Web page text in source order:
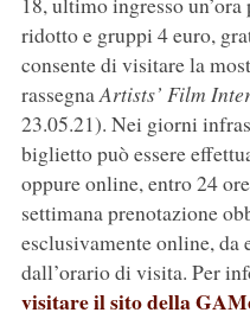
ridotto e gruppi 4 euro,
consente di visitare la
rassegnaArtists’ Film
23.05.21). Nei giorni
biglietto può essere
oppure online, entro 24
settimana prenotazione
esclusivamente online, da
dall’orario di visita. Per
visitare il sito della